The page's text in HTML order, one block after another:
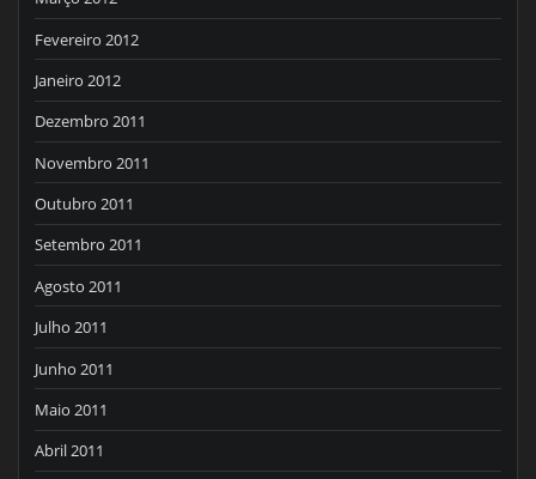
Fevereiro 2012
Janeiro 2012
Dezembro 2011
Novembro 2011
Outubro 2011
Setembro 2011
Agosto 2011
Julho 2011
Junho 2011
Maio 2011
Abril 2011